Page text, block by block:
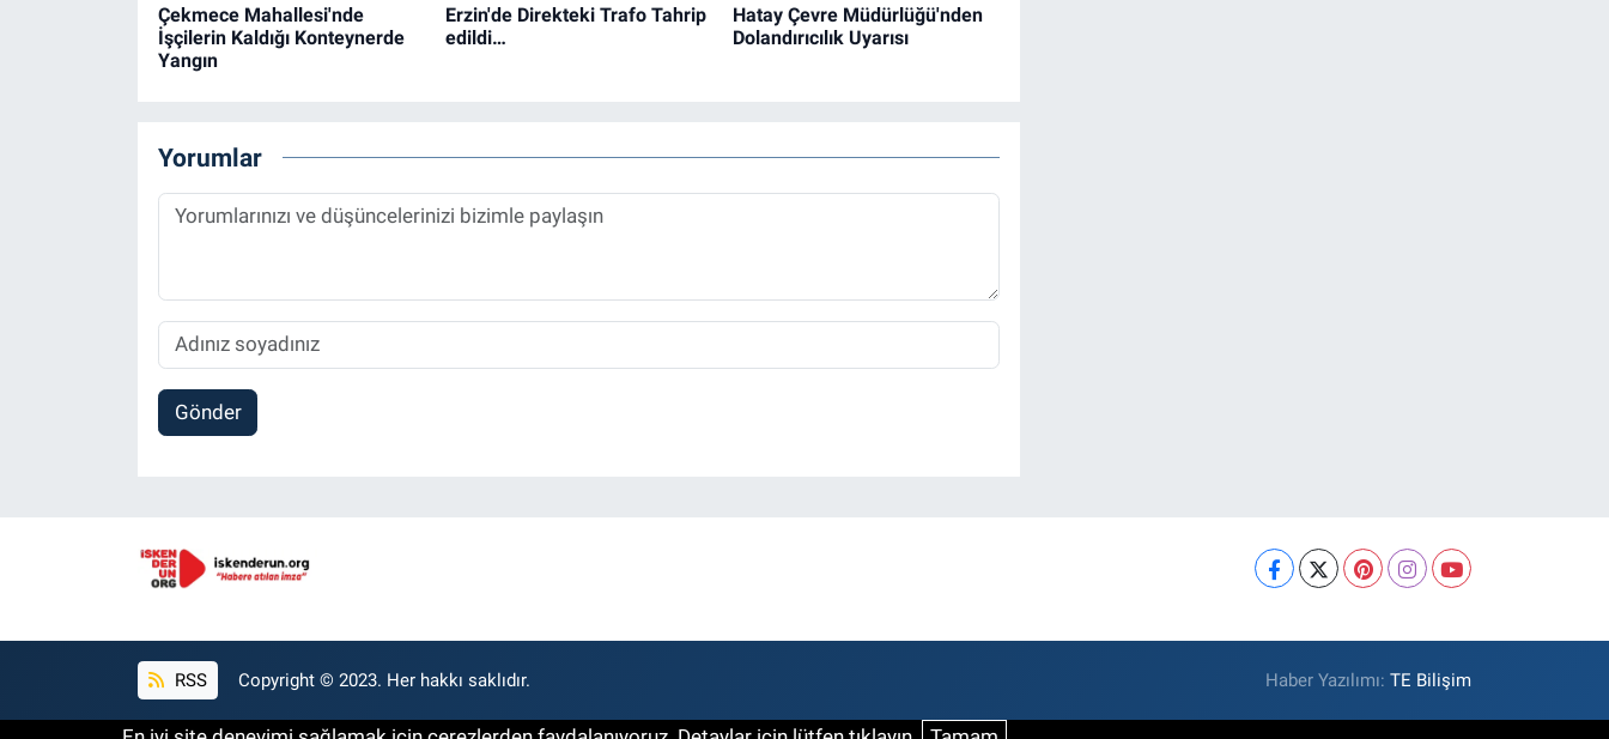
Çekmece Mahallesi'nde
İşçilerin Kaldığı Konteynerde
Yangın
Erzin'de Direkteki Trafo Tahrip
edildi…
Hatay Çevre Müdürlüğü'nden
Dolandırıcılık Uyarısı
Yorumlar
Gönder
RSS Copyright © 2023. Her hakkı saklıdır. Haber Yazılımı:TE Bilişim